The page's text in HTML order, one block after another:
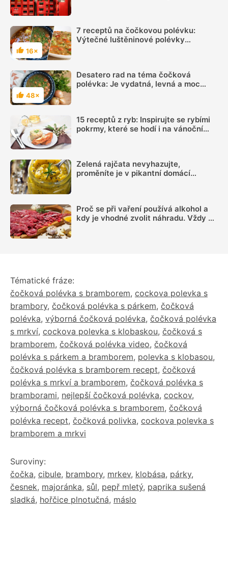
Hodnocení
16×
7 receptů na čočkovou polévku:
Výtečné luštěninové polévky
Hodnocení
48×
Desatero rad na téma čočková
polévka: Je vydatná, levná a moc
15 receptů z ryb: Inspirujte se rybími
pokrmy, které se hodí i na vánoční
Zelená rajčata nevyhazujte,
proměníte je v pikantní domácí
Proč se při vaření používá alkohol a
kdy je vhodné zvolit náhradu. Vždy se
Tématické fráze:
čočková polévka s bramborem, cockova polevka s
brambory, čočková polévka s párkem, čočková
polévka, výborná čočková polévka, čočková polévka
s mrkví, cockova polevka s klobaskou, čočková s
bramborem, čočková polévka video, čočková
polévka s párkem a bramborem, polevka s klobasou,
čočková polévka s bramborem recept, čočková
polévka s mrkví a bramborem, čočková polévka s
bramborami, nejlepší čočková polévka, cockov,
výborná čočková polévka s bramborem, čočková
polévka recept, čočková polivka, cockova polevka s
bramborem a mrkvi
Suroviny:
čočka, cibule, brambory, mrkev, klobása, párky,
česnek, majoránka, sůl, pepř mletý, paprika sušená
sladká, hořčice plnotučná, máslo